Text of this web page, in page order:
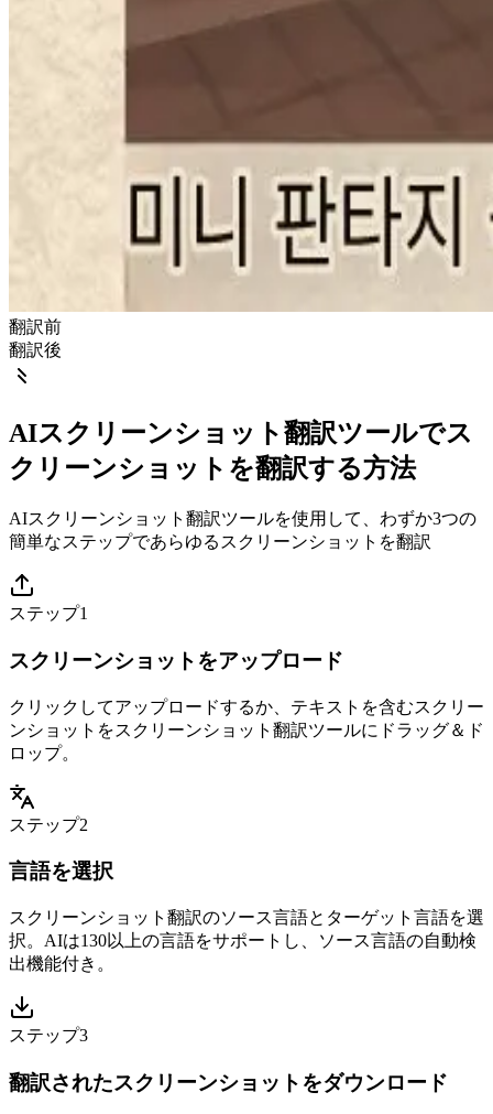
翻訳前
翻訳後
AIスクリーンショット翻訳ツールでス
クリーンショットを翻訳する方法
AIスクリーンショット翻訳ツールを使用して、わずか3つの
簡単なステップであらゆるスクリーンショットを翻訳
ステップ1
スクリーンショットをアップロード
クリックしてアップロードするか、テキストを含むスクリー
ンショットをスクリーンショット翻訳ツールにドラッグ＆ド
ロップ。
ステップ2
言語を選択
スクリーンショット翻訳のソース言語とターゲット言語を選
択。AIは130以上の言語をサポートし、ソース言語の自動検
出機能付き。
ステップ3
翻訳されたスクリーンショットをダウンロード